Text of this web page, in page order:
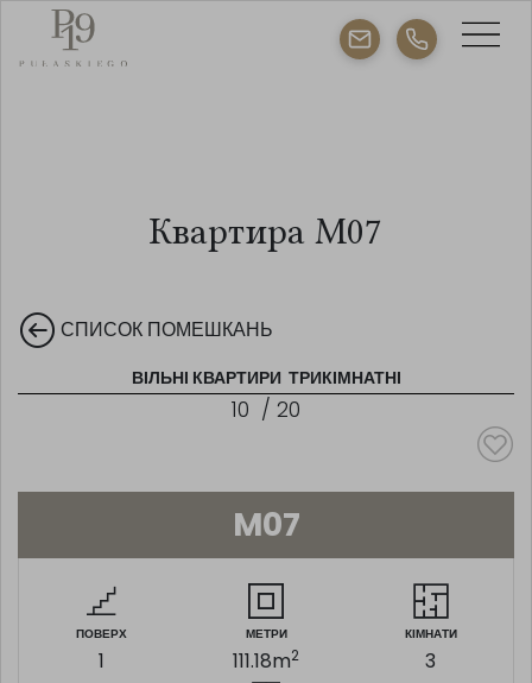
Квартира M07
СПИСОК ПОМЕШКАНЬ
ВІЛЬНІ КВАРТИРИ ТРИКІМНАТНІ
10 / 20
M07
ПОВЕРХ
1
МЕТРИ
111.18m2
КІМНАТИ
3